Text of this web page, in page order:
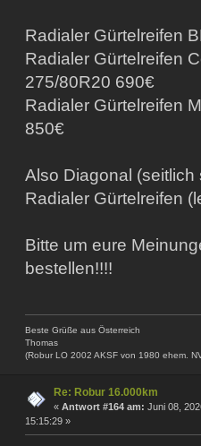
Radialer Gürtelreifen
Radialer Gürtelreifen
275/80R20 690€
Radialer Gürtelreifen
850€
Also Diagonal
Radialer Gürtelreifen
Bitte um eure
bestellen!!!!
Beste Grüße aus Österreich
Thomas
(Robur LO 2002 AKSF von 1980 ehem.
Re: Robur 16.000km
« Antwort #164 am: Juni 08,
15:15:29 »